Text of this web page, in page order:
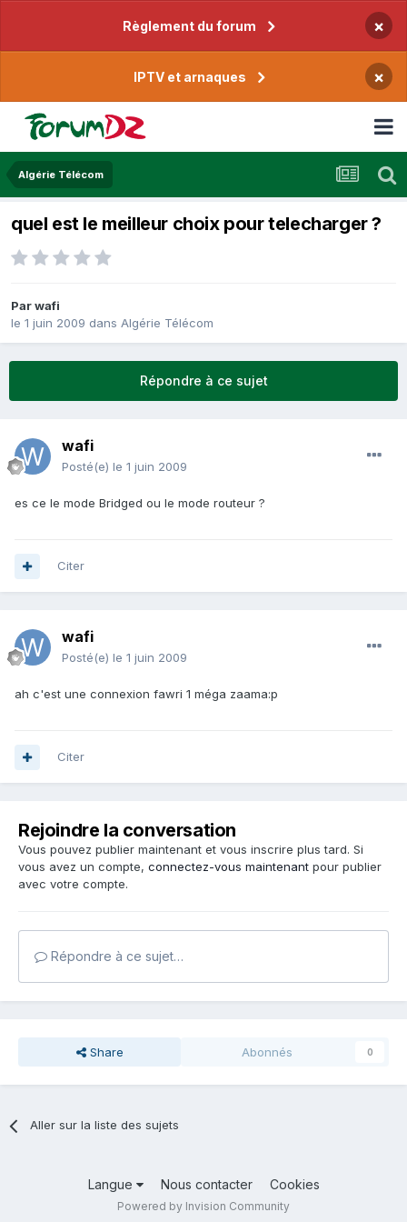
Règlement du forum ×
IPTV et arnaques ×
Algérie Télécom
quel est le meilleur choix pour telecharger ?
Parwafi
le 1 juin 2009 dans Algérie Télécom
Répondre à ce sujet
wafi
Posté(e) le 1 juin 2009
es ce le mode Bridged ou le mode routeur ?
Citer
wafi
Posté(e) le 1 juin 2009
ah c'est une connexion fawri 1 méga zaama:p
Citer
Rejoindre la conversation
Vous pouvez publier maintenant et vous inscrire plus tard. Si
vous avez un compte, connectez-vous maintenant pour publier
avec votre compte.
Répondre à ce sujet…
Share Abonnés 0
Aller sur la liste des sujets
Langue Nous contacter Cookies
Powered by Invision Community